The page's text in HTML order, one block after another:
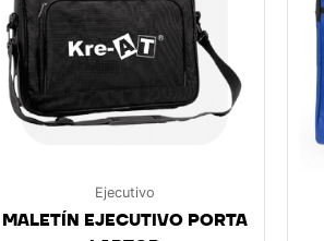
Ejecutivo
MALETÍN EJECUTIVO PORTA